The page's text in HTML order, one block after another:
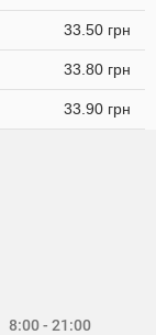
33.50 грн
33.80 грн
33.90 грн
8:00 - 21:00